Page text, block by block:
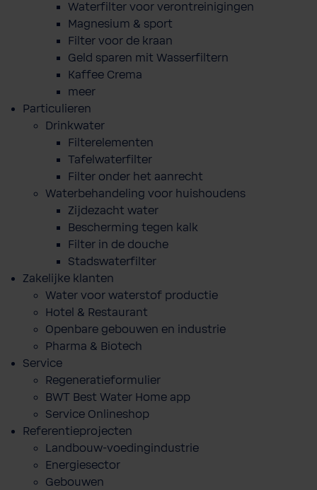
Waterfilter voor verontreinigingen
Magnesium & sport
Filter voor de kraan
Geld sparen mit Wasserfiltern
Kaffee Crema
meer
Particulieren
Drinkwater
Filterelementen
Tafelwaterfilter
Filter onder het aanrecht
Waterbehandeling voor huishoudens
Zijdezacht water
Bescherming tegen kalk
Filter in de douche
Stadswaterfilter
Zakelijke klanten
Water voor waterstof productie
Hotel & Restaurant
Openbare gebouwen en industrie
Pharma & Biotech
Service
Regeneratieformulier
BWT Best Water Home app
Service Onlineshop
Referentieprojecten
Landbouw-voedingindustrie
Energiesector
Gebouwen